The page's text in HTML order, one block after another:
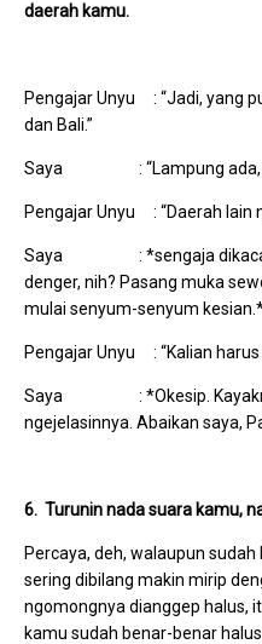
daerah kamu.
Pengajar Unyu : “Jadi, yang
dan Bali.”
Saya : “Lampung ada,
Pengajar Unyu : “Daerah lain
Saya : *sengaja
denger, nih? Pasang muka
mulai senyum-senyum
Pengajar Unyu : “Kalian harus
Saya : *Okesip.
ngejelasinnya. Abaikan saya,
6. Turunin nada suara kamu,
Percaya, deh, walaupun
sering dibilang makin mirip
ngomongnya dianggep halus,
kamu sudah benar-benar